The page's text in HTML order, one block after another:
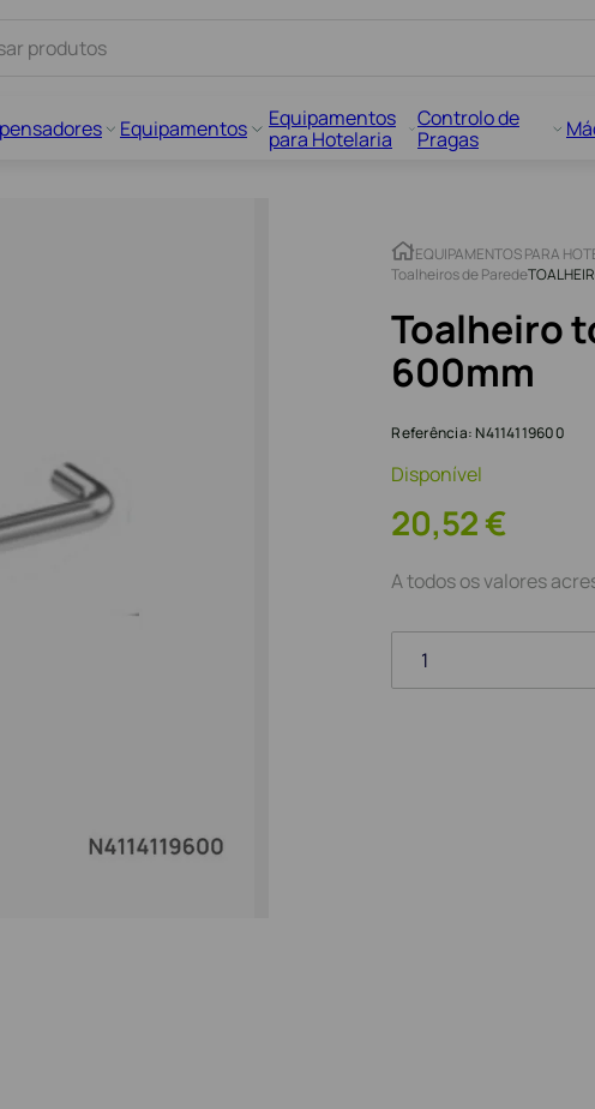
Equipamentos
Equipamentos
para Hotelaria
Controlo de
Pragas
EQUIPAMENTOS PARA
Toalheiros de Parede
Toalheiro
600mm
Referência: N4114119600
Disponível
20,52€
A todos os valores
1